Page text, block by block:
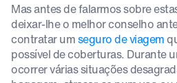
Mas antes de falarmos sobre
deixar-lhe o melhor conselho
contratar umseguro de viagem
possível de coberturas. Durante
ocorrer várias situações